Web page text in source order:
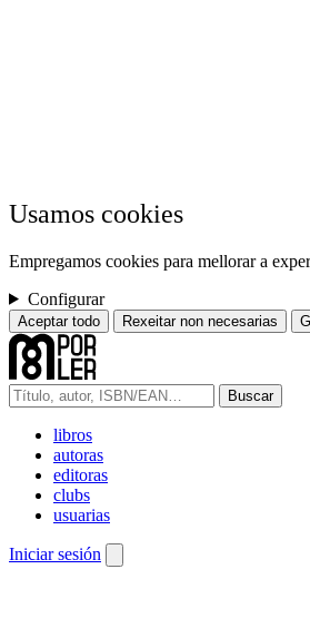
Usamos cookies
Empregamos cookies para mellorar a
Configurar
Aceptar todo Rexeitar non necesarias
Buscar
libros
autoras
editoras
clubs
usuarias
Iniciar sesión